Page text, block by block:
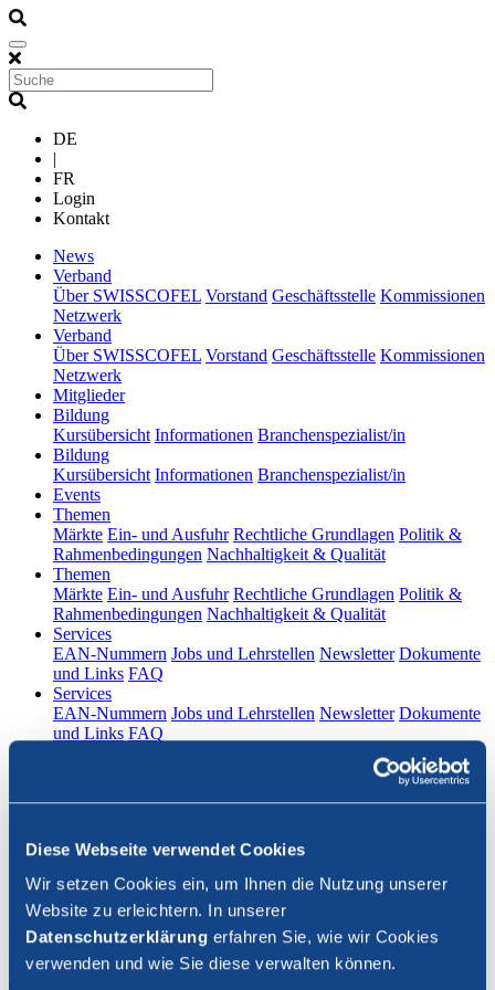
Diese Webseite verwendet Cookies
Wir setzen Cookies ein, um Ihnen die Nutzung unserer
Website zu erleichtern. In unserer
Datenschutzerklärung erfahren Sie, wie wir Cookies
verwenden und wie Sie diese verwalten können.
DE
|
FR
Login
Kontakt
News(current)
Verband
Über SWISSCOFEL Vorstand Geschäftsstelle Kommissionen
Netzwerk
Verband
Über SWISSCOFEL Vorstand Geschäftsstelle Kommissionen
Netzwerk
Mitglieder(current)
Bildung(current)
Kursübersicht Informationen Branchenspezialist/in
Bildung(current)
Kursübersicht Informationen Branchenspezialist/in
Events(current)
Themen
Märkte Ein- und Ausfuhr Rechtliche Grundlagen Politik &
Rahmenbedingungen Nachhaltigkeit & Qualität
Themen
Märkte Ein- und Ausfuhr Rechtliche Grundlagen Politik &
Rahmenbedingungen Nachhaltigkeit & Qualität
Services(current)
EAN-Nummern Jobs und Lehrstellen Newsletter Dokumente
und Links FAQ
Services(current)
EAN-Nummern Jobs und Lehrstellen Newsletter Dokumente
und Links FAQ
FR
Login
Suche schliessen